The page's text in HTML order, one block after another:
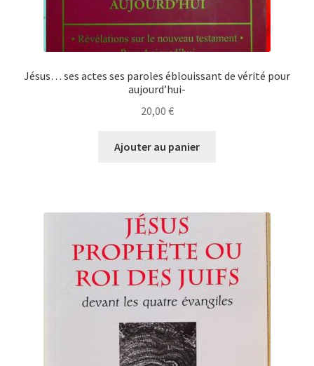
Jésus… ses actes ses paroles éblouissant de vérité pour
aujourd’hui-
20,00 €
Ajouter au panier